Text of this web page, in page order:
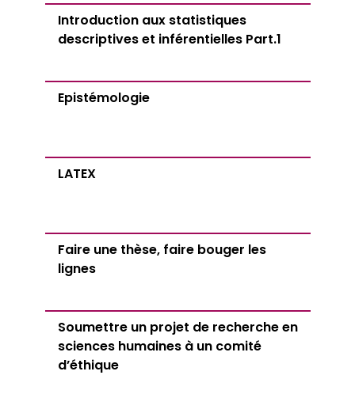
Introduction aux statistiques
descriptives et inférentielles Part.1
Epistémologie
LATEX
Faire une thèse, faire bouger les
lignes
Soumettre un projet de recherche en
sciences humaines à un comité
d’éthique